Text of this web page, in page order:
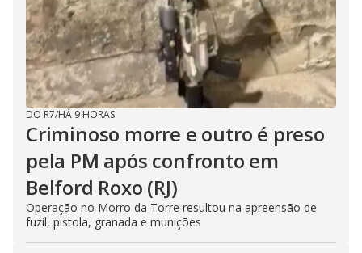
DO R7/HÁ 9 HORAS
Criminoso morre e outro é preso
pela PM após confronto em
Belford Roxo (RJ)
Operação no Morro da Torre resultou na apreensão de
fuzil, pistola, granada e munições